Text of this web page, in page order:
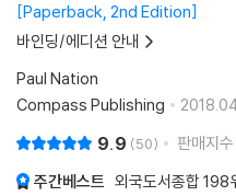
Paperback, 2nd Edition
바인딩/에디션 안내
Paul Nation
Compass Publishing
9.9 50 판매지수
주간베스트 외국도서종합 198